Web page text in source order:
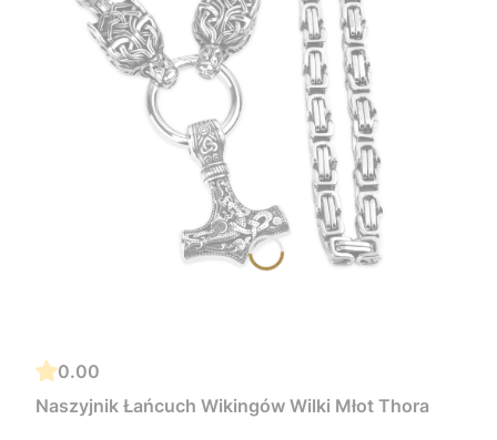
0.00
Naszyjnik Łańcuch Wikingów Wilki Młot Thora